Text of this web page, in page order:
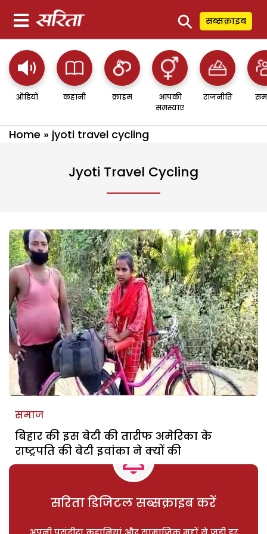
⚲ सब्सक्राइब
ऑडियो कहानी क्राइम
आपकी
समस्याएं
राजनीति
Home » jyoti travel cycling
Jyoti Travel Cycling
समाज
बिहार की इस बेटी की तारीफ अमेरिका के
राष्ट्रपति की बेटी इवांका ने क्यों की
सरिता डिजिटल सब्सक्राइब करें